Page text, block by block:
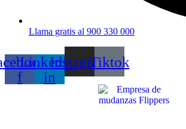
Llama gratis al 900 330 000
f
Linkedin-
in
InstagramTiktok